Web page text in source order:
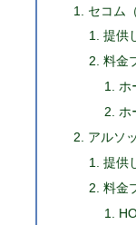
セコム
提供
料金
ホ
ホ
アルソ
提供
料金